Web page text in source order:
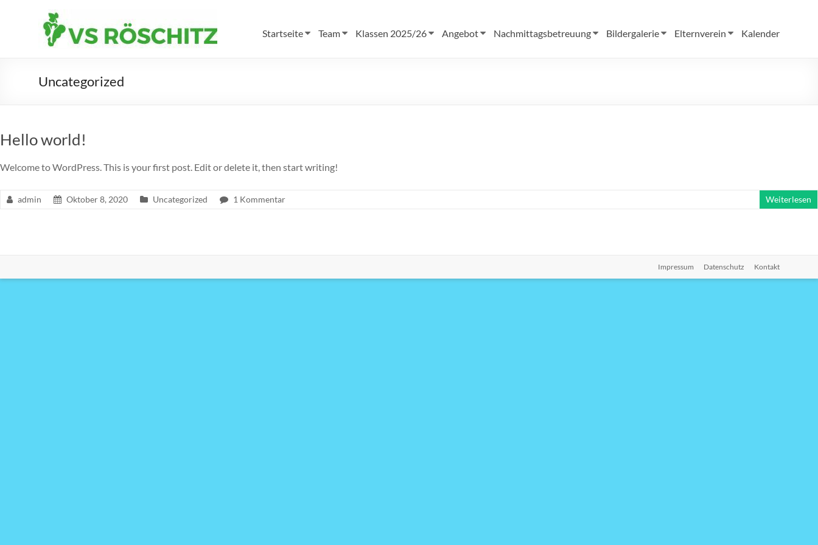
Volksschule
Röschitz
Startseite Team Klassen 2025/26 Angebot Nachmittagsbetreuung Bildergalerie Elternverein Kalender
Uncategorized
Hello world!
Welcome to WordPress. This is your first post. Edit or delete it, then start writing!
admin Oktober 8, 2020 Uncategorized 1 Kommentar Weiterlesen
Impressum Datenschutz Kontakt